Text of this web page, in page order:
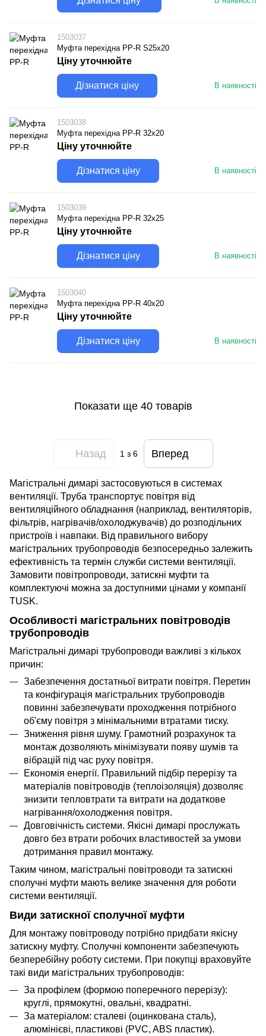
1503037
Муфта перехідна PP-R S25х20
В наявності
Ціну уточнюйте
Дізнатися ціну
1503038
Муфта перехідна PP-R 32х20
В наявності
Ціну уточнюйте
Дізнатися ціну
1503039
Муфта перехідна PP-R 32х25
В наявності
Ціну уточнюйте
Дізнатися ціну
1503040
Муфта перехідна PP-R 40х20
В наявності
Ціну уточнюйте
Дізнатися ціну
Показати ще 40 товарів
Назад 1 з 6 Вперед
Магістральні димарі застосовуються в системах
вентиляції. Труба транспортує повітря від
вентиляційного обладнання (наприклад, вентиляторів,
фільтрів, нагрівачів/охолоджувачів) до розподільних
пристроїв і навпаки. Від правильного вибору
магістральних трубопроводів безпосередньо залежить
ефективність та термін служби системи вентиляції.
Замовити повітропроводи, затискні муфти та
комплектуючі можна за доступними цінами у компанії
TUSK.
Особливості магістральних повітроводів
трубопроводів
Магістральні димарі трубопроводи важливі з кількох
причин:
Забезпечення достатньої витрати повітря. Перетин
та конфігурація магістральних трубопроводів
повинні забезпечувати проходження потрібного
об'єму повітря з мінімальними втратами тиску.
Зниження рівня шуму. Грамотний розрахунок та
монтаж дозволяють мінімізувати появу шумів та
вібрацій під час руху повітря.
Економія енергії. Правильний підбір перерізу та
матеріалів повітроводів (теплоізоляція) дозволяє
знизити тепловтрати та витрати на додаткове
нагрівання/охолодження повітря.
Довговічність системи. Якісні димарі прослужать
довго без втрати робочих властивостей за умови
дотримання правил монтажу.
Таким чином, магістральні повітроводи та затискні
сполучні муфти мають велике значення для роботи
системи вентиляції.
Види затискної сполучної муфти
Для монтажу повітроводу потрібно придбати якісну
затискну муфту. Сполучні компоненти забезпечують
безперебійну роботу системи. При покупці враховуйте
такі види магістральних трубопроводів:
За профілем (формою поперечного перерізу):
круглі, прямокутні, овальні, квадратні.
За матеріалом: сталеві (оцинкована сталь),
алюмінієві, пластикові (PVC, ABS пластик).